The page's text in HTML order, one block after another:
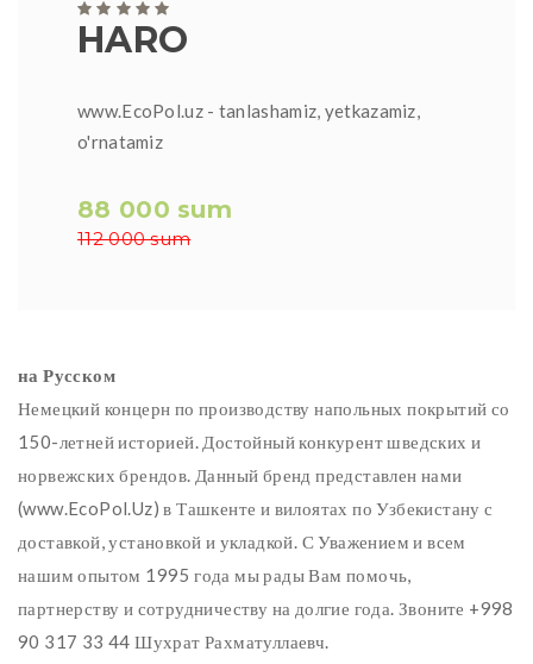
HARO
www.EcoPol.uz - tanlashamiz, yetkazamiz,
o'rnatamiz
88 000 sum
112 000 sum
на Русском
Немецкий концерн по производству напольных покрытий со
150-летней историей. Достойный конкурент шведских и
норвежских брендов. Данный бренд представлен нами
(www.EcoPol.Uz) в Ташкенте и вилоятах по Узбекистану с
доставкой, установкой и укладкой. С Уважением и всем
нашим опытом 1995 года мы рады Вам помочь,
партнерству и сотрудничеству на долгие года. Звоните +998
90 317 33 44 Шухрат Рахматуллаевч.